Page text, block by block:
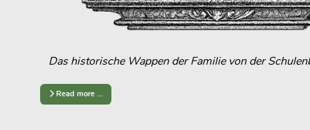
Das historische Wappen der Familie von der
Read more …